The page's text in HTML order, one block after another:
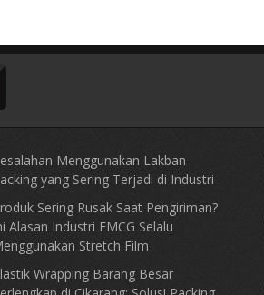
Menggunakan Lakban
yang Sering Terjadi di Industri
Sering Rusak Saat Pengiriman?
Alasan Industri FMCG Selalu
Stretch Film
Wrapping Barang Besar